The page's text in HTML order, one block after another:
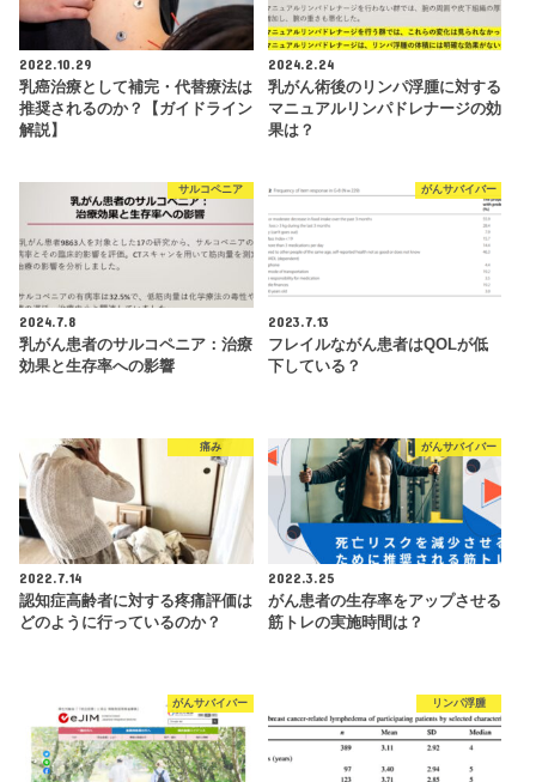
2022.10.29
乳癌治療として補完・代替療法は
推奨されるのか？【ガイドライン
解説】
2024.2.24
乳がん術後のリンパ浮腫に対する
マニュアルリンパドレナージの効
果は？
サルコペニア
2024.7.8
乳がん患者のサルコペニア：治療
効果と生存率への影響
がんサバイバー
2023.7.13
フレイルながん患者はQOLが低
下している？
痛み
2022.7.14
認知症高齢者に対する疼痛評価は
どのように行っているのか？
がんサバイバー
2022.3.25
がん患者の生存率をアップさせる
筋トレの実施時間は？
がんサバイバー リンパ浮腫